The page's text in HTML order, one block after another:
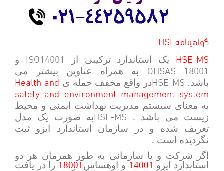
HSEگواهینامه
HSE-MS
یک استاندارد ترکیبی از ISO14001 و
OHSAS 18001 به همراه عناوین بیشتر می
باشد. HSE-MSدر واقع مخفف جمله ی Health and
safety and environment management system
به معنای سیستم مدیریت بهداشت ایمنی و محیط
زیست می باشد .
HSE-MSبه صورت یک مدل
تعریف شده و در سازمان استاندارد ایزو ثبت
نگردیده است .
اگر شرکت و یا سازمانی به طور همزمان هر دو
استاندارد ایزو 14001 و اوهساس18001 را در یافت